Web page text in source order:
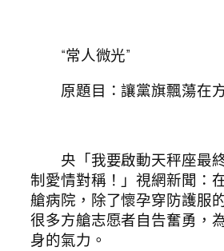
“常人微光”
原題目：讓黨旗飄蕩在
央「我要啟動天秤座最
制愛情對稱！」視網新聞：
艙病院，除了懷孕穿防護服
很多方艙志愿者自告奮勇，
身的氣力。